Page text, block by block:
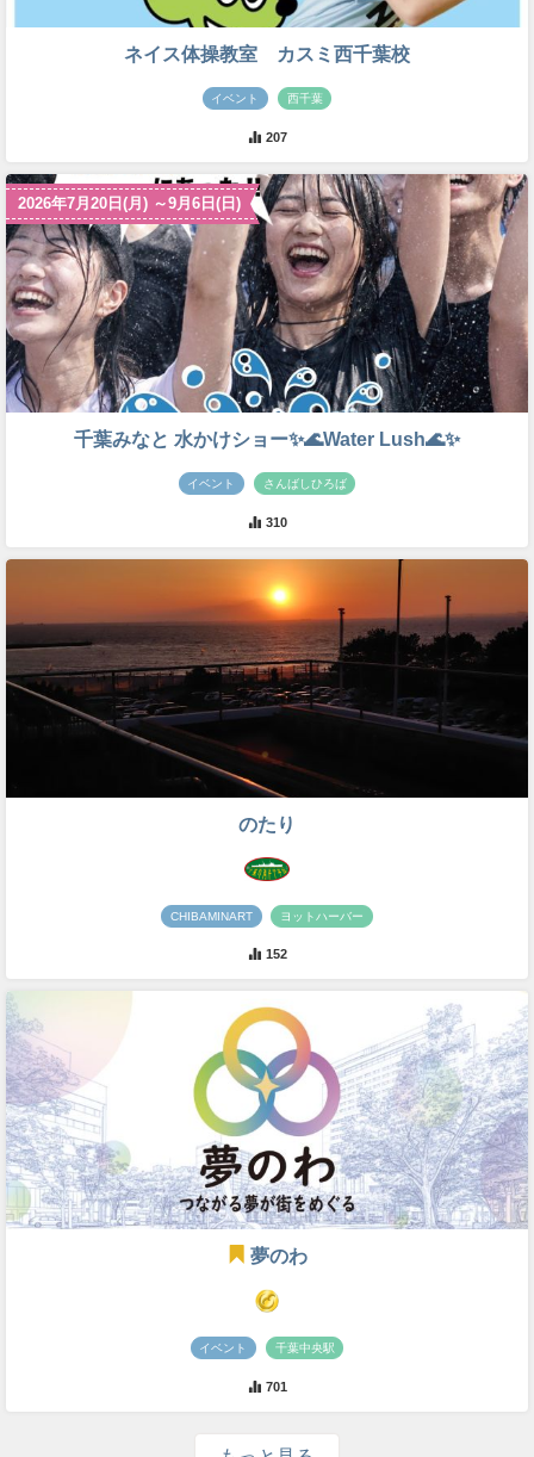
ネイス体操教室 カスミ西千葉校
イベント 西千葉
207
2026年7月20日(月) ～9月6日(日)
千葉みなと 水かけショー✨🌊Water Lush🌊✨
イベント さんばしひろば
310
のたり
CHIBAMINART ヨットハーバー
152
夢のわ
イベント 千葉中央駅
701